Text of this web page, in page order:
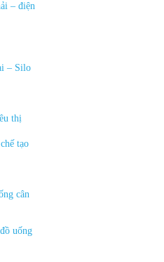
– điện
– Silo
thị
tạo
cân
uống